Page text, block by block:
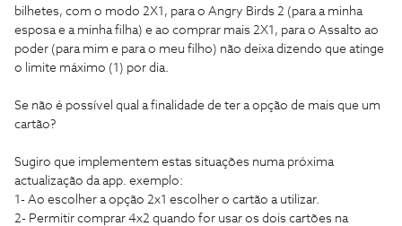
bilhetes, com o modo 2X1, para o Angry Birds 2 (para a minha
esposa e a minha filha) e ao comprar mais 2X1, para o Assalto ao
poder (para mim e para o meu filho) não deixa dizendo que atinge
o limite máximo (1) por dia.
Se não é possível qual a finalidade de ter a opção de mais que um
cartão?
Sugiro que implementem estas situações numa próxima
actualização da app. exemplo:
1- Ao escolher a opção 2x1 escolher o cartão a utilizar.
2- Permitir comprar 4x2 quando for usar os dois cartões na